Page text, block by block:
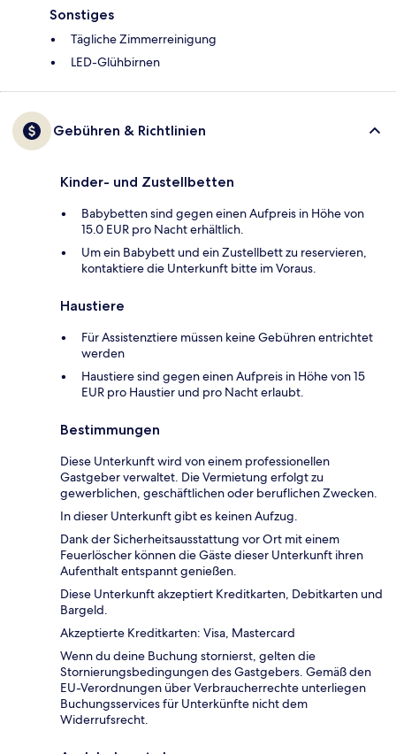
Sonstiges
Tägliche Zimmerreinigung
LED-Glühbirnen
Gebühren & Richtlinien
Kinder- und Zustellbetten
Babybetten sind gegen einen Aufpreis in Höhe von
15.0 EUR pro Nacht erhältlich.
Um ein Babybett und ein Zustellbett zu reservieren,
kontaktiere die Unterkunft bitte im Voraus.
Haustiere
Für Assistenztiere müssen keine Gebühren entrichtet
werden
Haustiere sind gegen einen Aufpreis in Höhe von 15
EUR pro Haustier und pro Nacht erlaubt.
Bestimmungen
Diese Unterkunft wird von einem professionellen
Gastgeber verwaltet. Die Vermietung erfolgt zu
gewerblichen, geschäftlichen oder beruflichen Zwecken.
In dieser Unterkunft gibt es keinen Aufzug.
Dank der Sicherheitsausstattung vor Ort mit einem
Feuerlöscher können die Gäste dieser Unterkunft ihren
Aufenthalt entspannt genießen.
Diese Unterkunft akzeptiert Kreditkarten, Debitkarten und
Bargeld.
Akzeptierte Kreditkarten: Visa, Mastercard
Wenn du deine Buchung stornierst, gelten die
Stornierungsbedingungen des Gastgebers. Gemäß den
EU-Verordnungen über Verbraucherrechte unterliegen
Buchungsservices für Unterkünfte nicht dem
Widerrufsrecht.